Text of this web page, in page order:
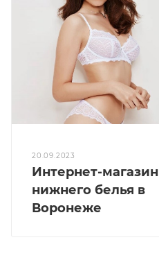
20.09.2023
Интернет-магазин
нижнего белья в
Воронеже